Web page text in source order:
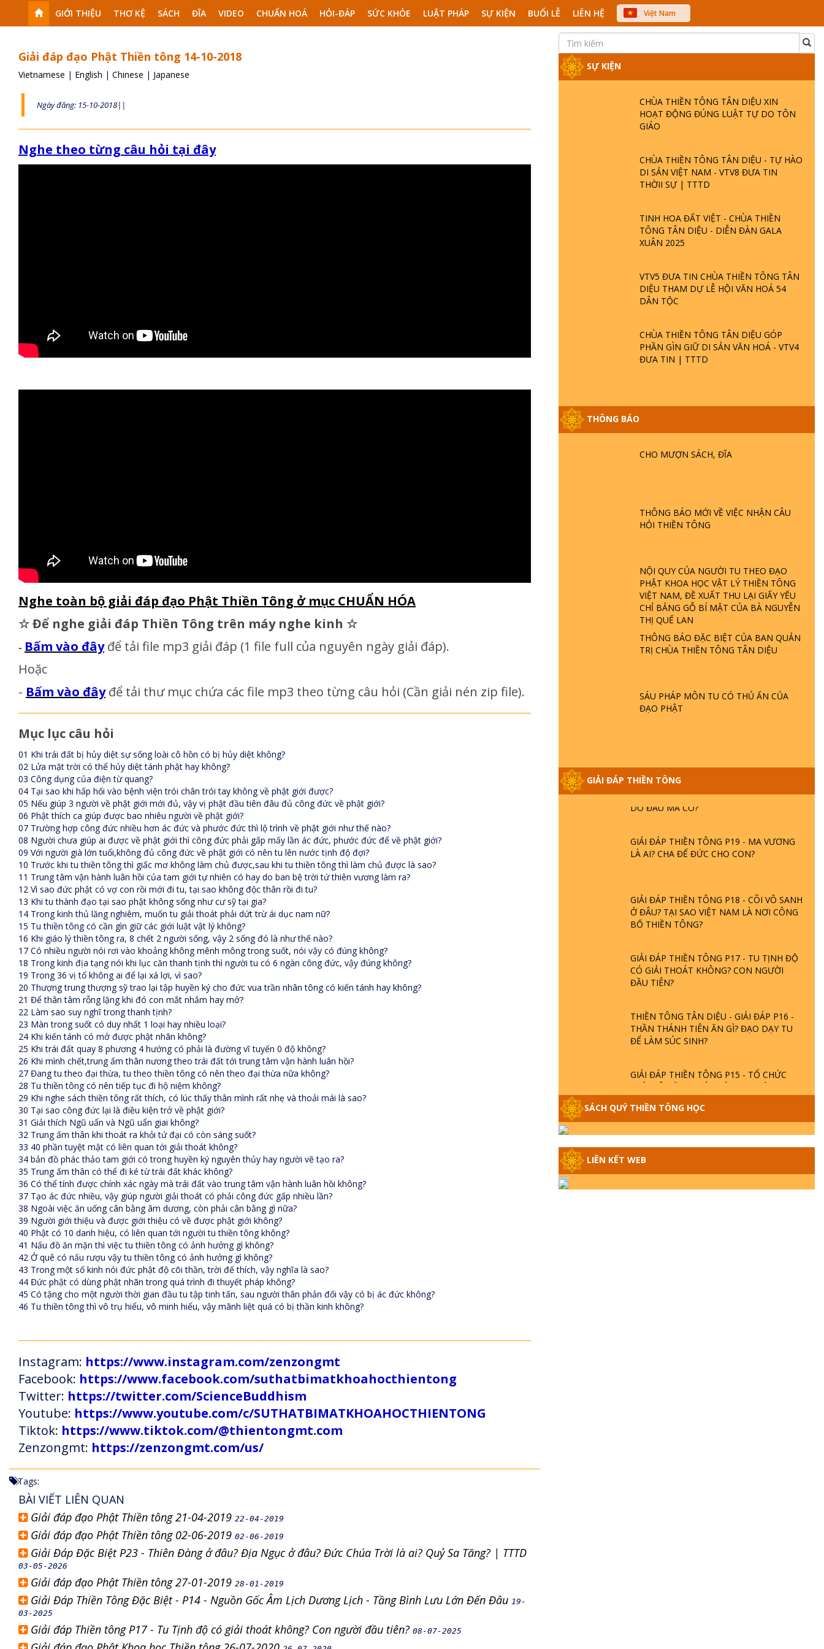
GIỚI THIỆU THƠ KỆ SÁCH ĐĨA VIDEO CHUẨN HOÁ HỎI-ĐÁP SỨC KHỎE LUẬT PHÁP SỰ KIỆN BUỔI LỄ LIÊN HỆ
Việt Nam
中文
Giải đáp đạo Phật Thiền tông 14-10-2018
Vietnamese | English | Chinese | Japanese
Ngày đăng: 15-10-2018||
Nghe theo từng câu hỏi tại đây
Nghe toàn bộ giải đáp đạo Phật Thiền Tông ở mục CHUẨN HÓA
☆Để nghe giải đáp Thiền Tông trên máy nghe kinh ☆
- Bấm vào đâyđể tải file mp3 giải đáp (1 file full của nguyên ngày giải đáp).
Hoặc
- Bấm vào đâyđể tải thư mục chứa các file mp3 theo từng câu hỏi (Cần giải nén zip file).
Mục lục câu hỏi
01 Khi trái đất bị hủy diệt sự sống loài cô hồn có bị hủy diệt không?
02 Lửa mặt trời có thể hủy diệt tánh phật hay không?
03 Công dụng của điện từ quang?
04 Tại sao khi hấp hối vào bệnh viện trói chân trói tay không về phật giới được?
05 Nếu giúp 3 người về phật giới mới đủ, vậy vị phật đầu tiên đâu đủ công đức về phật giới?
06 Phật thích ca giúp được bao nhiêu người về phật giới?
07 Trường hợp công đức nhiều hơn ác đức và phước đức thì lộ trình về phật giới như thế nào?
08 Người chưa giúp ai được về phật giới thì công đức phải gấp mấy lần ác đức, phước đức để về phật giới?
09 Với người già lớn tuổi,không đủ công đức về phật giới có nên tu lên nước tịnh độ đợi?
10 Trước khi tu thiền tông thì giấc mơ không làm chủ được,sau khi tu thiền tông thì làm chủ được là sao?
11 Trung tâm vận hành luân hồi của tam giới tự nhiên có hay do ban bệ trời tứ thiên vương làm ra?
12 Vì sao đức phật có vợ con rồi mới đi tu, tại sao không độc thân rồi đi tu?
13 Khi tu thành đạo tại sao phật không sống như cư sỹ tại gia?
14 Trong kinh thủ lăng nghiêm, muốn tu giải thoát phải dứt trừ ái dục nam nữ?
15 Tu thiền tông có cần gìn giữ các giới luật vật lý không?
16 Khi giáo lý thiền tông ra, 8 chết 2 người sống, vậy 2 sống đó là như thế nào?
17 Có nhiều người nói rơi vào khoảng không mênh mông trong suốt, nói vậy có đúng không?
18 Trong kinh địa tạng nói khi lục căn thanh tịnh thì người tu có 6 ngàn công đức, vậy đúng không?
19 Trong 36 vị tổ không ai để lại xá lợi, vì sao?
20 Thượng trung thượng sỹ trao lại tập huyền ký cho đức vua trần nhân tông có kiến tánh hay không?
21 Để thân tâm rỗng lặng khi đó con mắt nhắm hay mở?
22 Làm sao suy nghĩ trong thanh tịnh?
23 Màn trong suốt có duy nhất 1 loại hay nhiều loại?
24 Khi kiến tánh có mở được phật nhãn không?
25 Khi trái đất quay 8 phương 4 hướng có phải là đường vĩ tuyến 0 độ không?
26 Khi mình chết,trung ấm thân nương theo trái đất tới trung tâm vận hành luân hồi?
27 Đang tu theo đại thừa, tu theo thiền tông có nên theo đại thừa nữa không?
28 Tu thiền tông có nên tiếp tục đi hộ niệm không?
29 Khi nghe sách thiền tông rất thích, có lúc thấy thân mình rất nhẹ và thoải mái là sao?
30 Tại sao công đức lại là điều kiện trở về phật giới?
31 Giải thích Ngũ uẩn và Ngũ uẩn giai không?
32 Trung ấm thân khi thoát ra khỏi tứ đại có còn sáng suốt?
33 40 phần tuyệt mật có liên quan tới giải thoát không?
34 bản đồ phác thảo tam giới có trong huyền ký nguyên thủy hay người vẽ tạo ra?
35 Trung ấm thân có thể đi ké từ trái đất khác không?
36 Có thể tính được chính xác ngày mà trái đất vào trung tâm vận hành luân hồi không?
37 Tạo ác đức nhiều, vậy giúp người giải thoát có phải công đức gấp nhiều lần?
38 Ngoài việc ăn uống cân bằng âm dương, còn phải cân bằng gì nữa?
39 Người giới thiệu và được giới thiệu có về được phật giới không?
40 Phật có 10 danh hiệu, có liên quan tới người tu thiền tông không?
41 Nấu đồ ăn mặn thì việc tu thiền tông có ảnh hưởng gì không?
42 Ở quê có nấu rượu vậy tu thiền tông có ảnh hưởng gì không?
43 Trong một số kinh nói đức phật độ cõi thần, trời đế thích, vậy nghĩa là sao?
44 Đức phật có dùng phật nhãn trong quá trình đi thuyết pháp không?
45 Có tặng cho một người thời gian đầu tu tập tinh tấn, sau người thân phản đối vậy có bị ác đức không?
46 Tu thiền tông thì vô trụ hiểu, vô minh hiểu, vậy mãnh liệt quá có bị thần kinh không?
Instagram: https://www.instagram.com/zenzongmt
Facebook: https://www.facebook.com/suthatbimatkhoahocthientong
Twitter: https://twitter.com/ScienceBuddhism
Youtube: https://www.youtube.com/c/SUTHATBIMATKHOAHOCTHIENTONG
Tiktok: https://www.tiktok.com/@thientongmt.com
Zenzongmt: https://zenzongmt.com/us/
Tags:
BÀI VIẾT LIÊN QUAN
Giải đáp đạo Phật Thiền tông 21-04-2019 22-04-2019
Giải đáp đạo Phật Thiền tông 02-06-2019 02-06-2019
Giải Đáp Đặc Biệt P23 - Thiên Đàng ở đâu? Địa Ngục ở đâu? Đức Chúa Trời là ai? Quỷ Sa Tăng? | TTTD
03-05-2026
Giải đáp đạo Phật Thiền tông 27-01-2019 28-01-2019
Giải Đáp Thiền Tông Đặc Biệt - P14 - Nguồn Gốc Âm Lịch Dương Lịch - Tầng Bình Lưu Lớn Đến Đâu 19-
03-2025
Giải đáp Thiền tông P17 - Tu Tịnh độ có giải thoát không? Con người đầu tiên? 08-07-2025
SỰ KIỆN
CHÙA THIỀN TÔNG TÂN DIỆU XIN
HOẠT ĐỘNG ĐÚNG LUẬT TỰ DO TÔN
GIÁO
CHÙA THIỀN TÔNG TÂN DIỆU - TỰ HÀO
DI SẢN VIỆT NAM - VTV8 ĐƯA TIN
THỜII SỰ | TTTD
TINH HOA ĐẤT VIỆT - CHÙA THIỀN
TÔNG TÂN DIỆU - DIỄN ĐÀN GALA
XUÂN 2025
VTV5 ĐƯA TIN CHÙA THIỀN TÔNG TÂN
DIỆU THAM DỰ LỄ HỘI VĂN HOÁ 54
DÂN TỘC
CHÙA THIỀN TÔNG TÂN DIỆU GÓP
PHẦN GÌN GIỮ DI SẢN VĂN HOÁ - VTV4
ĐƯA TIN | TTTD
THÔNG BÁO
CHO MƯỢN SÁCH, ĐĨA
THÔNG BÁO MỚI VỀ VIỆC NHẬN CÂU
HỎI THIỀN TÔNG
NỘI QUY CỦA NGƯỜI TU THEO ĐẠO
PHẬT KHOA HỌC VẬT LÝ THIỀN TÔNG
VIỆT NAM, ĐỀ XUẤT THU LẠI GIẤY YẾU
CHỈ BẢNG GỖ BÍ MẬT CỦA BÀ NGUYỄN
THỊ QUẾ LAN
THÔNG BÁO ĐẶC BIỆT CỦA BAN QUẢN
TRỊ CHÙA THIỀN TÔNG TÂN DIỆU
SÁU PHÁP MÔN TU CÓ THỦ ẤN CỦA
ĐẠO PHẬT
GIẢI ĐÁP THIỀN TÔNG
GIẢI ĐÁP ĐẶC BIỆT P25 - SUỐT 49 NĂM
PHẬT KHÔNG NÓI? HỘI LONG HOA LÀ
HỘI GÌ? TỬ VÌ ĐẠO
PHẬT GIỚI CÓ THỜI GIAN KHÔNG? |
TTTD
LÀ AI? QUỶ SA TĂNG? | TTTD
GIẢI ĐÁP THIỀN TÔNG ĐẶC BIỆT P22 - TẠI
SAO TRÁI ĐẤT NHIỀU THIÊN TAI - LŨ LỤT
- HỎA HOẠN | TTTD
GIẢI ĐÁP THIỀN TÔNG ĐẶC BIỆT P21 - TẠI
GIẢI ĐÁP VỀ LỄ TIỄN THIỀN TÔNG SƯ
GIẢI ĐÁP THIỀN TÔNG ĐẶC BIỆT PHẦN 20
- BÁC NGUYỄN NHÂN LÀ AI? PHIỀN NÃO
DO ĐÂU MÀ CÓ?
LÀ AI? CHA ĐỂ ĐỨC CHO CON?
Ở ĐÂU? TẠI SAO VIỆT NAM LÀ NƠI CÔNG
BỐ THIỀN TÔNG?
CÓ GIẢI THOÁT KHÔNG? CON NGƯỜI
ĐẦU TIÊN?
THẦN THÁNH TIÊN ĂN GÌ? ĐẠO DẠY TU
ĐỂ LÀM SÚC SINH?
LOÀI CÔ HỒN - GIÁO LÝ ĐẠO PHẬT KHI
GIẢI ĐÁP THIỀN TÔNG ĐẶC BIỆT - P14 -
NGUỒN GỐC ÂM LỊCH DƯƠNG LỊCH -
TẦNG BÌNH LƯU LỚN ĐẾN ĐÂU
SÁCH QUÝ THIỀN TÔNG HỌC
LIÊN KẾT WEB